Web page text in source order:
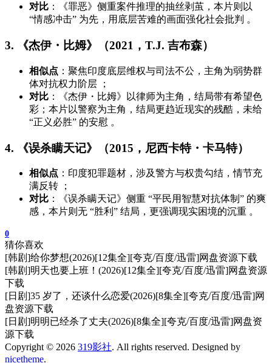
对比 ：《罪恶》侧重案件推理的抽丝剥茧，本片则以
“情感冲击” 为先，用底层苦难的画面强化社会批判 。
3. 《杰伊・比姆》（2021，T.J. 吉布森）
相似点 ：聚焦印度底层维权与司法不公，主角为弱势群
体对抗权力阶层 ；
对比 ：《杰伊・比姆》以律师为主角，结局带有希望色
彩；本片以警察为主角，结局更趋近现实的残酷，未给
“正义必胜” 的安慰 。
4. 《误杀瞒天记》（2015，尼西卡特・卡马特）
相似点 ：印度犯罪题材，涉及警方与权贵勾结，情节充
满反转 ；
对比 ：《误杀瞒天记》侧重 “平民用智慧对抗体制” 的爽
感，本片则无 “胜利” 结局，更强调现实困境的沉重 。
0
猜你喜欢
[韩剧]给你梦想(2026)[12集全][夸克/百度/迅雷]网盘资源下载
[韩剧]明天也要上班！(2026)[12集全][夸克/百度/迅雷]网盘资源
下载
[日剧]35 岁了，还谈什么恋爱(2026)[8集全][夸克/百度/迅雷]网
盘资源下载
[日剧]明明已经杀了丈夫(2026)[8集全][夸克/百度/迅雷]网盘资
源下载
Copyright © 2026 319影社. All rights reserved. Designed by
nicetheme.